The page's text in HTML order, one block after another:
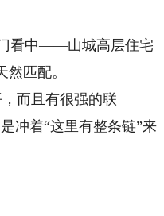
看中——山城高层住宅
匹配。
而且有很强的联
冲着“这里有整条链”来